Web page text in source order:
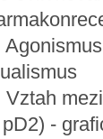
Vztah
-